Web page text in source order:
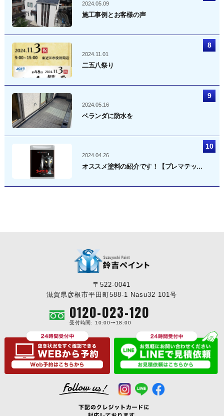
2024.05.09
施工事例とお客様の声
2024.11.01
二五八祭り
2024.05.16
ベランダに防水を
2024.04.26
オススメ塗料の紹介です！【プレマテッ...
〒522-0041
滋賀県彦根市平田町588-1 Nasu32 101号
0120-023-120
受付時間: 10:00〜18:00